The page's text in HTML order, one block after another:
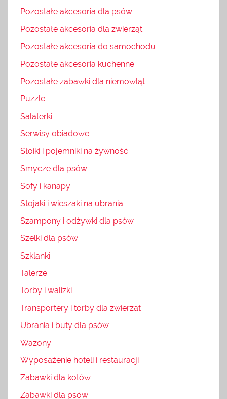
Pozostałe akcesoria dla psów
Pozostałe akcesoria dla zwierząt
Pozostałe akcesoria do samochodu
Pozostałe akcesoria kuchenne
Pozostałe zabawki dla niemowląt
Puzzle
Salaterki
Serwisy obiadowe
Słoiki i pojemniki na żywność
Smycze dla psów
Sofy i kanapy
Stojaki i wieszaki na ubrania
Szampony i odżywki dla psów
Szelki dla psów
Szklanki
Talerze
Torby i walizki
Transportery i torby dla zwierząt
Ubrania i buty dla psów
Wazony
Wyposażenie hoteli i restauracji
Zabawki dla kotów
Zabawki dla psów